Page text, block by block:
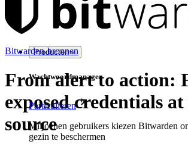
Producten
Wachtwoordmanager
Particulieren
Miljoenen gebruikers kiezen Bitwarden
gezin te beschermen
Bitwarden-bronnen
From alert to action:
exposed credentials
source